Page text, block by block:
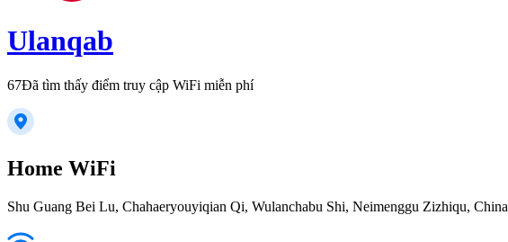
Ulanqab
67Đã tìm thấy điểm truy cập WiFi miễn phí
Home WiFi
Shu Guang Bei Lu, Chahaeryouyiqian Qi, Wulanchabu Shi, Neimenggu Zizhiqu, China